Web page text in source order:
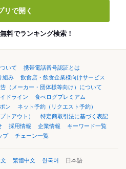
リで開く
料でランキング検索！
いて
携帯電話番号認証とは
組み
飲食店・飲食企業様向けサービス
告（メーカー・団体様等向け）について
ドライン
食べログプレミアム
ン
ネット予約（リクエスト予約）
トアウト）
特定商取引法に基づく表記
採用情報 企業情報
キーワード一覧
プ
チェーン一覧
繁體中文 한국어 日本語